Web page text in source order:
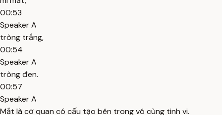
00:53
Speaker A
tròng trắng,
00:54
Speaker A
tròng đen.
00:57
Speaker A
Mắt là cơ quan có cấu tạo bên trong vô cùng tinh vi.